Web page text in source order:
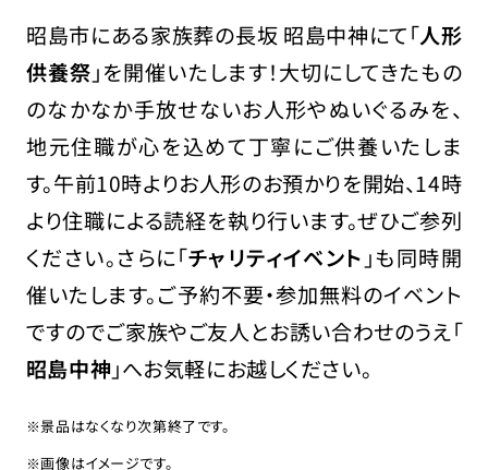
昭島市にある家族葬の長坂 昭島中神にて「人形
供養祭 」を開催いたします！大切にしてきたもの
のなかなか手放せないお人形やぬいぐるみを、
地元住職が心を込めて丁寧にご供養いたしま
す。午前10時よりお人形のお預かりを開始、14時
より住職による読経を執り行います。ぜひご参列
ください。さらに「チャリティイベント 」も同時開
催いたします。ご予約不要・参加無料のイベント
ですのでご家族やご友人とお誘い合わせのうえ「
昭島中神」へお気軽にお越しください。
※景品はなくなり次第終了です。
※画像はイメージです。